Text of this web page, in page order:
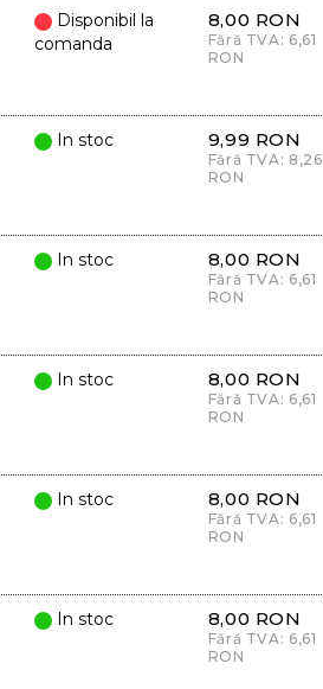
Disponibil la
comanda
8,00 RON
Fără TVA: 6,61
RON
In stoc 9,99 RON
Fără TVA: 8,26
RON
In stoc 8,00 RON
Fără TVA: 6,61
RON
In stoc 8,00 RON
Fără TVA: 6,61
RON
In stoc 8,00 RON
Fără TVA: 6,61
RON
In stoc 8,00 RON
Fără TVA: 6,61
RON